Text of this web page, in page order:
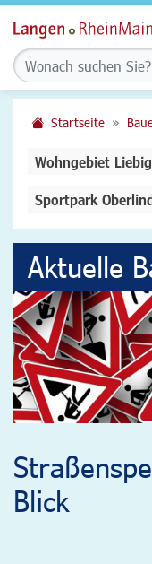
Startseite
Wohngebiet
Sportpark
Aktuelle
Blick